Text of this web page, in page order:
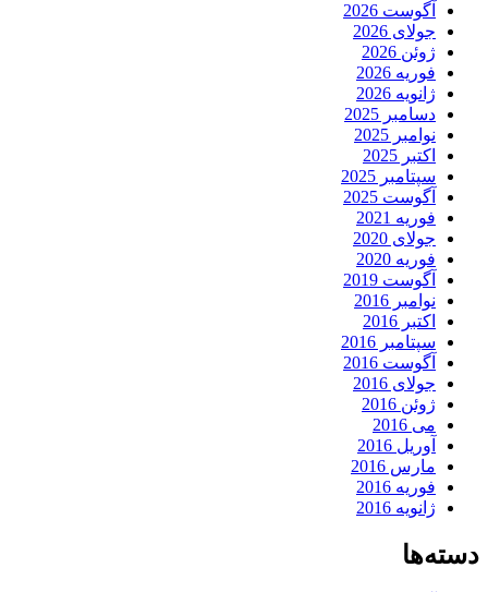
آگوست 2026
جولای 2026
ژوئن 2026
فوریه 2026
ژانویه 2026
دسامبر 2025
نوامبر 2025
اکتبر 2025
سپتامبر 2025
آگوست 2025
فوریه 2021
جولای 2020
فوریه 2020
آگوست 2019
نوامبر 2016
اکتبر 2016
سپتامبر 2016
آگوست 2016
جولای 2016
ژوئن 2016
می 2016
آوریل 2016
مارس 2016
فوریه 2016
ژانویه 2016
دسته‌ها